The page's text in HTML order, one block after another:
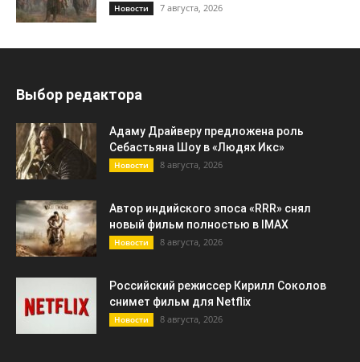
Новости 7 августа, 2026
Выбор редактора
Адаму Драйверу предложена роль
Себастьяна Шоу в «Людях Икс»
Новости 8 августа, 2026
Автор индийского эпоса «RRR» снял
новый фильм полностью в IMAX
Новости 8 августа, 2026
Российский режиссер Кирилл Соколов
снимет фильм для Netflix
Новости 8 августа, 2026